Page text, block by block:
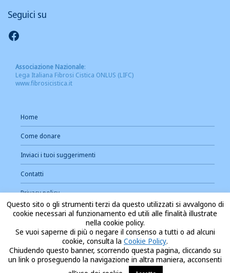
Seguici su
Seguici su Facebook
Associazione Nazionale:
Lega Italiana Fibrosi Cistica ONLUS (LIFC)
www.fibrosicistica.it
Home
Come donare
Inviaci i tuoi suggerimenti
Contatti
Privacy policy
Cookie Policy
Questo sito o gli strumenti terzi da questo utilizzati si avvalgono di
cookie necessari al funzionamento ed utili alle finalità illustrate
nella cookie policy.
Se vuoi saperne di più o negare il consenso a tutti o ad alcuni
cookie, consulta la Cookie Policy.
Chiudendo questo banner, scorrendo questa pagina, cliccando su
un link o proseguendo la navigazione in altra maniera, acconsenti